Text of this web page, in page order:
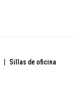
Sillas de oficina